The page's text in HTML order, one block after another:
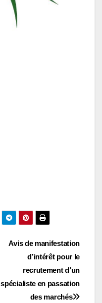
Avis de manifestation
d’intérêt pour le
recrutement d’un
spécialiste en passation
des marchés